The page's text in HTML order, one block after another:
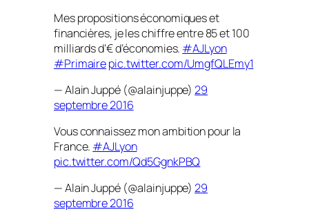
Mes propositions économiques et
financières, je les chiffre entre 85 et 100
milliards d’€ d’économies. #AJLyon
#Primairepic.twitter.com/UmgfQLEmy1
— Alain Juppé (@alainjuppe)29
septembre 2016
Vous connaissez mon ambition pour la
France. #AJLyon
pic.twitter.com/Qd5GgnkPBQ
— Alain Juppé (@alainjuppe)29
septembre 2016